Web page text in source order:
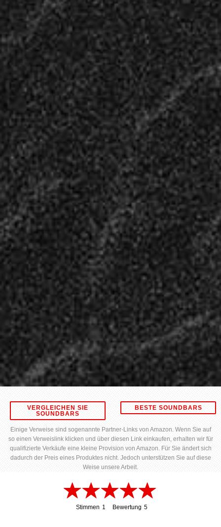
VERGLEICHEN SIE
SOUNDBARS
BESTE SOUNDBARS
Einige Verweise sind sogenannte Partner-Links von Amazon. Wenn Sie auf
so einen Verweislink klicken und über diesen Link einkaufen, erhalten wir für
qualifizierte Verkäufe eine kleine Provision von Amazon. Für Sie ändert sich
dadurch der Preis eines Produktes nicht. Jedoch unterstützen Sie auf diese
Weise unsere Arbeit.
Stimmen 1
Bewertung 5